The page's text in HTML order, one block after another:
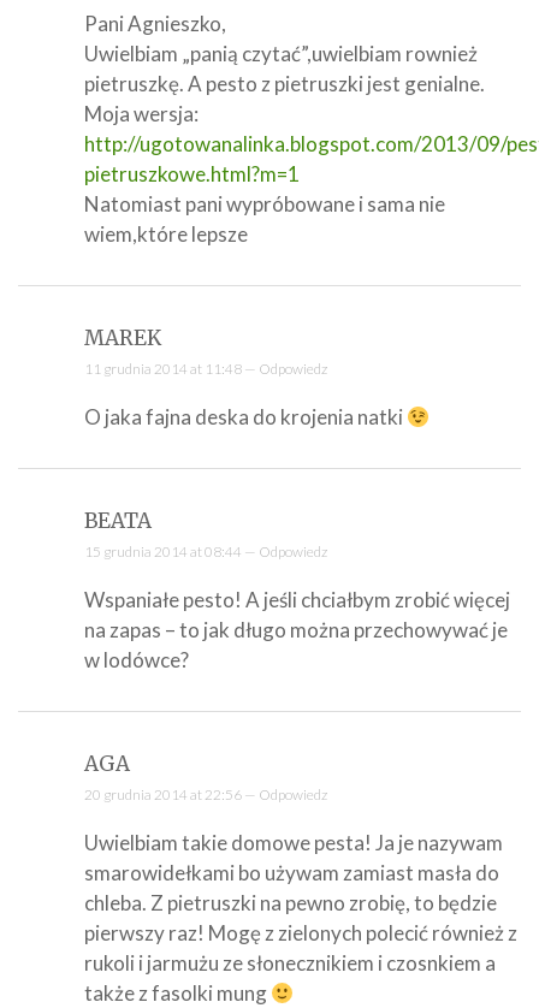
Pani Agnieszko,
Uwielbiam „panią czytać”,uwielbiam rownież
pietruszkę. A pesto z pietruszki jest genialne.
Moja wersja:
http://ugotowanalinka.blogspot.com/2013/09/
pietruszkowe.html?m=1
Natomiast pani wypróbowane i sama nie
wiem,które lepsze
MAREK
11 grudnia 2014 at 11:48 — Odpowiedz
O jaka fajna deska do krojenia natki
BEATA
15 grudnia 2014 at 08:44 — Odpowiedz
Wspaniałe pesto! A jeśli chciałbym zrobić więcej
na zapas – to jak długo można przechowywać je
w lodówce?
AGA
20 grudnia 2014 at 22:56 — Odpowiedz
Uwielbiam takie domowe pesta! Ja je nazywam
smarowidełkami bo używam zamiast masła do
chleba. Z pietruszki na pewno zrobię, to będzie
pierwszy raz! Mogę z zielonych polecić również z
rukoli i jarmużu ze słonecznikiem i czosnkiem a
także z fasolki mung